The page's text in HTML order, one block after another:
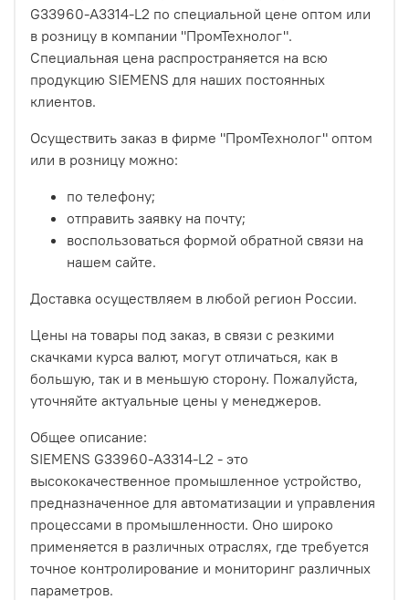
G33960-A3314-L2 по специальной цене оптом или
в розницу в компании "ПромТехнолог".
Специальная цена распространяется на всю
продукцию SIEMENS для наших постоянных
клиентов.
Осуществить заказ в фирме "ПромТехнолог" оптом
или в розницу можно:
по телефону;
отправить заявку на почту;
воспользоваться формой обратной связи на
нашем сайте.
Доставка осуществляем в любой регион России.
Цены на товары под заказ, в связи с резкими
скачками курса валют, могут отличаться, как в
большую, так и в меньшую сторону. Пожалуйста,
уточняйте актуальные цены у менеджеров.
Общее описание:
SIEMENS G33960-A3314-L2 - это
высококачественное промышленное устройство,
предназначенное для автоматизации и управления
процессами в промышленности. Оно широко
применяется в различных отраслях, где требуется
точное контролирование и мониторинг различных
параметров.